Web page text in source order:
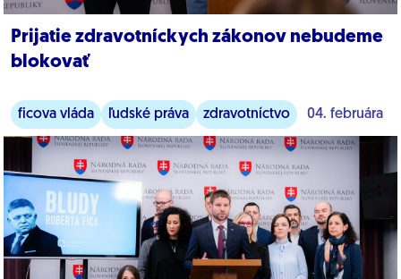
Prijatie zdravotníckych zákonov nebudeme
blokovať
ficova vláda ľudské práva zdravotníctvo 04. februára